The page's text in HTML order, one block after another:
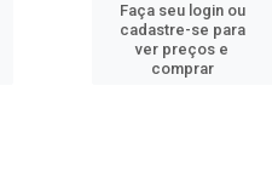
Faça seu login ou
cadastre-se para
ver preços e
comprar